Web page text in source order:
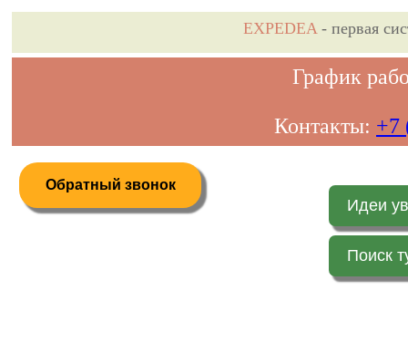
EXPEDEA- первая
График
Контакты: +7
Обратный звонок
Идеи
Поиск